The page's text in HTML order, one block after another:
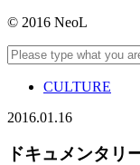
© 2016 NeoL
CULTURE
2016.01.16
ドキュメンタリ